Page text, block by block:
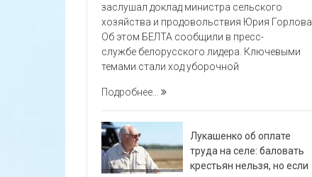
заслушал доклад министра сельского
хозяйства и продовольствия Юрия Горлова.
Об этом БЕЛТА сообщили в пресс-
службе белорусского лидера. Ключевыми
темами стали ход уборочной
Подробнее...
Лукашенко об оплате
труда на селе: баловать
крестьян нельзя, но если